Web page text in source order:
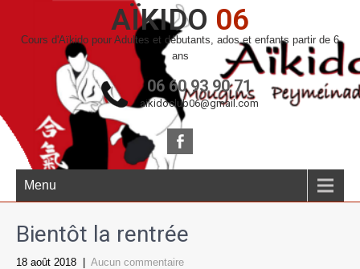
AÏKIDO 06
Cours d'Aïkido pour Adultes et débutants, ados et enfants partir de 6
ans
06 60 93 90 71
aikidoclub06@gmail.com
Menu
Bientôt la rentrée
18 août 2018 Aucun commentaire